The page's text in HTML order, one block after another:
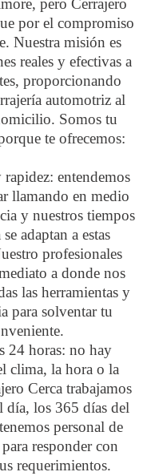
pero Cerrajero
por el compromiso
Nuestra misión es
reales y efectivas a
proporcionando
automotriz al
Somos tu
te ofrecemos:
entendemos
llamando en medio
y nuestros tiempos
adaptan a estas
profesionales
a donde nos
las herramientas y
para solventar tu
24 horas: no hay
clima, la hora o la
Cerca trabajamos
día, los 365 días del
personal de
responder con
requerimientos.